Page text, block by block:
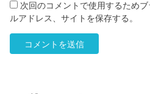
次回のコメントで使用するため
ルアドレス、サイトを保存する。